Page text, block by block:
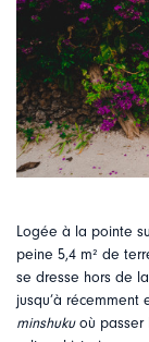
Logée à la pointe
peine 5,4 m² de
se dresse hors de
jusqu’à récemment
minshukuoù passer